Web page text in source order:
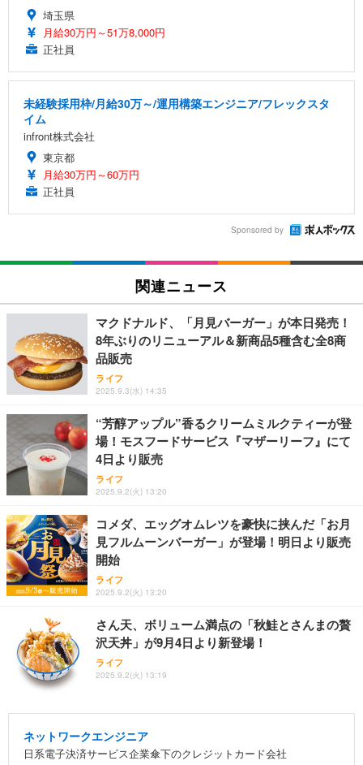
埼玉県
月給30万円～51万8,000円
正社員
未経験採用枠/月給30万～/運用構築エンジニア/フレックスタ
イム
infront株式会社
東京都
月給30万円～60万円
正社員
Sponsored by
関連ニュース
マクドナルド、「月見バーガー」が本日発売！
8年ぶりのリニューアル＆新商品5種含む全8商
品販売
ライフ
2025.9.3(水) 14:35
“芳醇アップル”香るクリームミルクティーが登
場！モスフードサービス『マザーリーフ』にて
4日より販売
ライフ
2025.9.2(火) 13:20
コメダ、エッグオムレツを豪快に挟んだ「お月
見フルムーンバーガー」が登場！明日より販売
開始
ライフ
2025.9.2(火) 13:20
さん天、ボリューム満点の「秋鮭とさんまの贅
沢天丼」が9月4日より新登場！
ライフ
2025.9.2(火) 13:19
ネットワークエンジニア
日系電子決済サービス企業傘下のクレジットカード会社